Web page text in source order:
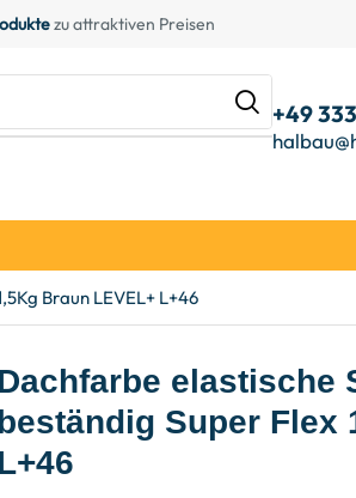
zu attraktiven Preisen
+49
Braun LEVEL+ L+46
elastische
beständig Super Flex